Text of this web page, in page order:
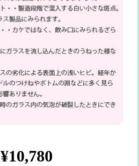
¥10,780